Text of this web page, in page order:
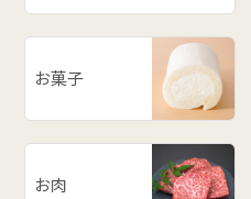
お菓子
お肉